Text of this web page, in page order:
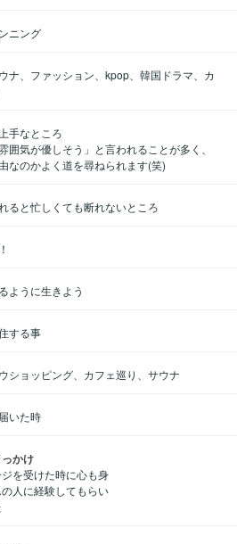
ニング
ナ、ファッション、kpop、韓国ドラマ、カ
手なところ
囲気が優しそう」と言われることが多く、
なのかよく道を尋ねられます(笑)
ると忙しくても断れないところ
ように生きよう
する事
ショッピング、カフェ巡り、サウナ
いた時
かけ
を受けた時に心も身
人に経験してもらい